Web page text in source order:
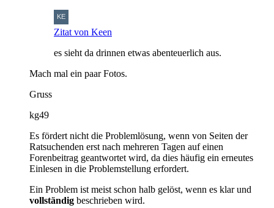
Zitat von Keen
es sieht da drinnen etwas abenteuerlich aus.
Mach mal ein paar Fotos.
Gruss
kg49
Es fördert nicht die Problemlösung, wenn von Seiten der
Ratsuchenden erst nach mehreren Tagen auf einen
Forenbeitrag geantwortet wird, da dies häufig ein erneutes
Einlesen in die Problemstellung erfordert.
Ein Problem ist meist schon halb gelöst, wenn es klar und
vollständig beschrieben wird.